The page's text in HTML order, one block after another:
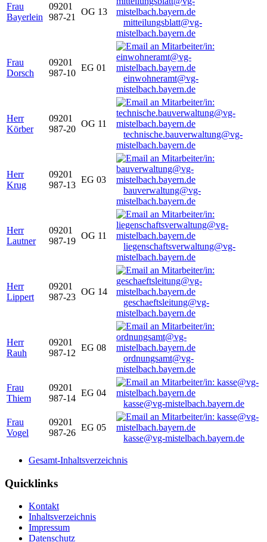
Frau
Bayerlein
09201
987-21
OG 13
mitteilungsblatt@vg-
mistelbach.bayern.de
Frau
Dorsch
09201
987-10
EG 01
einwohneramt@vg-
mistelbach.bayern.de
Herr
Körber
09201
987-20
OG 11
technische.bauverwaltung@vg-
mistelbach.bayern.de
Herr
Krug
09201
987-13
EG 03
bauverwaltung@vg-
mistelbach.bayern.de
Herr
Lautner
09201
987-19
OG 11
liegenschaftsverwaltung@vg-
mistelbach.bayern.de
Herr
Lippert
09201
987-23
OG 14
geschaeftsleitung@vg-
mistelbach.bayern.de
Herr
Rauh
09201
987-12
EG 08
ordnungsamt@vg-
mistelbach.bayern.de
Frau
Thiem
09201
987-14
EG 04
kasse@vg-mistelbach.bayern.de
Frau
Vogel
09201
987-26
EG 05
kasse@vg-mistelbach.bayern.de
Gesamt-Inhaltsverzeichnis
Quicklinks
Kontakt
Inhaltsverzeichnis
Impressum
Datenschutz